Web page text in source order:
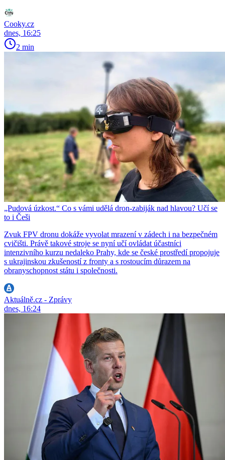
Cooky.cz
dnes, 16:25
2 min
„Pudová úzkost.“ Co s vámi udělá dron-zabiják nad hlavou? Učí se
to i Češi
Zvuk FPV dronu dokáže vyvolat mrazení v zádech i na bezpečném
cvičišti. Právě takové stroje se nyní učí ovládat účastníci
intenzivního kurzu nedaleko Prahy, kde se české prostředí propojuje
s ukrajinskou zkušeností z fronty a s rostoucím důrazem na
obranyschopnost státu i společnosti.
Aktuálně.cz - Zprávy
dnes, 16:24